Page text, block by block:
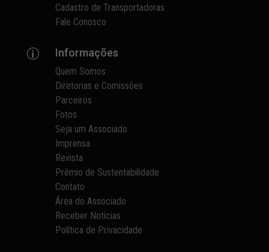
Cadastro de Transportadoras
Fale Conosco
p Informações
Quem Somos
Diretorias e Comissões
Parceiros
Fotos
Seja um Associado
Imprensa
Revista
Prêmio de Sustentabilidade
Contato
Área do Associado
Receber Notícias
Política de Privacidade